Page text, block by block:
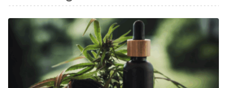
Rayman, M. P. (2012). Selenium and human health. The
Lancet. https://doi.org/10.1016/S0140-6736(11)61452-9
Nestle, F. O., Di Meglio, P., Qin, J. Z., & Nickoloff, B. J.
(2009). Skin immune sentinels in health and disease. Nature
Reviews Immunology. https://doi.org/10.1038/nri2622
Krassas, G. E., Poppe, K., & Glinoer, D. (2010). Thyroid